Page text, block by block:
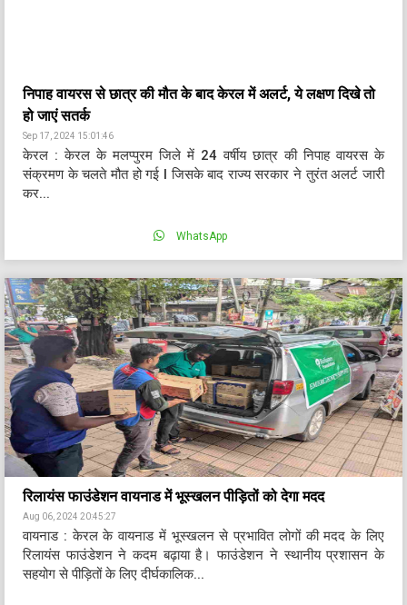
निपाह वायरस से छात्र की मौत के बाद केरल में अलर्ट, ये लक्षण दिखे तो
हो जाएं सतर्क
Sep 17, 2024 15:01:46
केरल : केरल के मलप्पुरम जिले में 24 वर्षीय छात्र की निपाह वायरस के
संक्रमण के चलते मौत हो गई I जिसके बाद राज्य सरकार ने तुरंत अलर्ट जारी
कर...
WhatsApp
रिलायंस फाउंडेशन वायनाड में भूस्खलन पीड़ितों को देगा मदद
Aug 06, 2024 20:45:27
वायनाड : केरल के वायनाड में भूस्खलन से प्रभावित लोगों की मदद के लिए
रिलायंस फाउंडेशन ने कदम बढ़ाया है। फाउंडेशन ने स्थानीय प्रशासन के
सहयोग से पीड़ितों के लिए दीर्घकालिक...